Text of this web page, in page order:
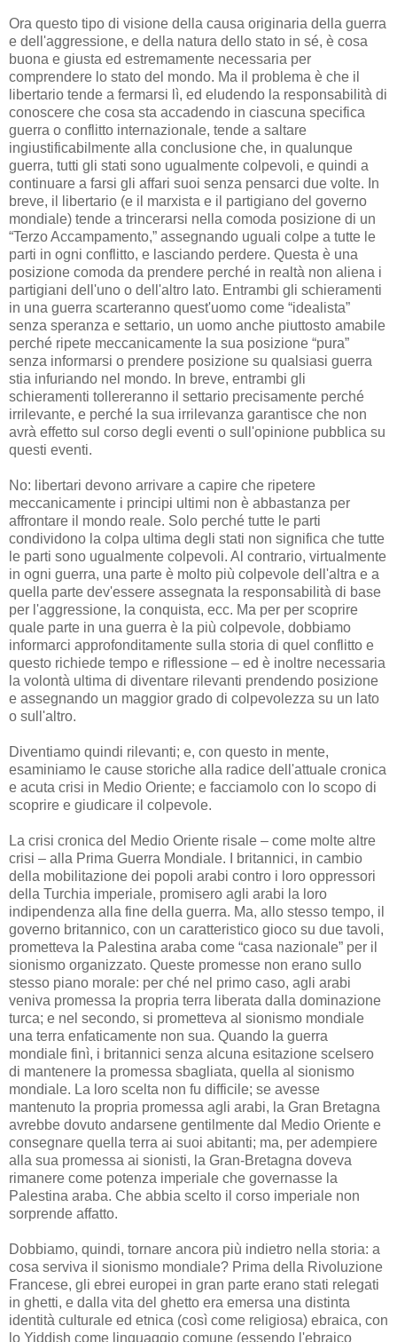
Ora questo tipo di visione della causa originaria della guerra
e dell'aggressione, e della natura dello stato in sé, è cosa
buona e giusta ed estremamente necessaria per
comprendere lo stato del mondo. Ma il problema è che il
libertario tende a fermarsi lì, ed eludendo la responsabilità di
conoscere che cosa sta accadendo in ciascuna specifica
guerra o conflitto internazionale, tende a saltare
ingiustificabilmente alla conclusione che, in qualunque
guerra, tutti gli stati sono ugualmente colpevoli, e quindi a
continuare a farsi gli affari suoi senza pensarci due volte. In
breve, il libertario (e il marxista e il partigiano del governo
mondiale) tende a trincerarsi nella comoda posizione di un
“Terzo Accampamento,” assegnando uguali colpe a tutte le
parti in ogni conflitto, e lasciando perdere. Questa è una
posizione comoda da prendere perché in realtà non aliena i
partigiani dell'uno o dell'altro lato. Entrambi gli schieramenti
in una guerra scarteranno quest'uomo come “idealista”
senza speranza e settario, un uomo anche piuttosto amabile
perché ripete meccanicamente la sua posizione “pura”
senza informarsi o prendere posizione su qualsiasi guerra
stia infuriando nel mondo. In breve, entrambi gli
schieramenti tollereranno il settario precisamente perché
irrilevante, e perché la sua irrilevanza garantisce che non
avrà effetto sul corso degli eventi o sull'opinione pubblica su
questi eventi.
No: libertari devono arrivare a capire che ripetere
meccanicamente i principi ultimi non è abbastanza per
affrontare il mondo reale. Solo perché tutte le parti
condividono la colpa ultima degli stati non significa che tutte
le parti sono ugualmente colpevoli. Al contrario, virtualmente
in ogni guerra, una parte è molto più colpevole dell'altra e a
quella parte dev'essere assegnata la responsabilità di base
per l'aggressione, la conquista, ecc. Ma per per scoprire
quale parte in una guerra è la più colpevole, dobbiamo
informarci approfonditamente sulla storia di quel conflitto e
questo richiede tempo e riflessione – ed è inoltre necessaria
la volontà ultima di diventare rilevanti prendendo posizione
e assegnando un maggior grado di colpevolezza su un lato
o sull'altro.
Diventiamo quindi rilevanti; e, con questo in mente,
esaminiamo le cause storiche alla radice dell'attuale cronica
e acuta crisi in Medio Oriente; e facciamolo con lo scopo di
scoprire e giudicare il colpevole.
La crisi cronica del Medio Oriente risale – come molte altre
crisi – alla Prima Guerra Mondiale. I britannici, in cambio
della mobilitazione dei popoli arabi contro i loro oppressori
della Turchia imperiale, promisero agli arabi la loro
indipendenza alla fine della guerra. Ma, allo stesso tempo, il
governo britannico, con un caratteristico gioco su due tavoli,
prometteva la Palestina araba come “casa nazionale” per il
sionismo organizzato. Queste promesse non erano sullo
stesso piano morale: per ché nel primo caso, agli arabi
veniva promessa la propria terra liberata dalla dominazione
turca; e nel secondo, si prometteva al sionismo mondiale
una terra enfaticamente non sua. Quando la guerra
mondiale finì, i britannici senza alcuna esitazione scelsero
di mantenere la promessa sbagliata, quella al sionismo
mondiale. La loro scelta non fu difficile; se avesse
mantenuto la propria promessa agli arabi, la Gran Bretagna
avrebbe dovuto andarsene gentilmente dal Medio Oriente e
consegnare quella terra ai suoi abitanti; ma, per adempiere
alla sua promessa ai sionisti, la Gran-Bretagna doveva
rimanere come potenza imperiale che governasse la
Palestina araba. Che abbia scelto il corso imperiale non
sorprende affatto.
Dobbiamo, quindi, tornare ancora più indietro nella storia: a
cosa serviva il sionismo mondiale? Prima della Rivoluzione
Francese, gli ebrei europei in gran parte erano stati relegati
in ghetti, e dalla vita del ghetto era emersa una distinta
identità culturale ed etnica (così come religiosa) ebraica, con
lo Yiddish come linguaggio comune (essendo l'ebraico